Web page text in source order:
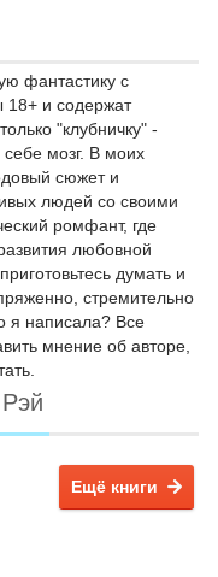
фантастику с
и содержат
"клубничку" -
себе мозг. В моих
сюжет и
людей со своими
ромфант, где
любовной
думать и
стремительно
я написала? Все
мнение об авторе,
Ещё книги